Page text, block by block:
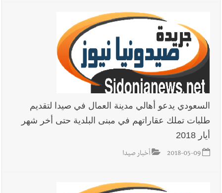
السعودي يدعو أهالي مدينة العمال في صيدا لتقديم
طلبات تملك عقاراتهم في مبنى البلدية حتى أخر شهر
أيار 2018
2018-05-09 أخبار صيدا